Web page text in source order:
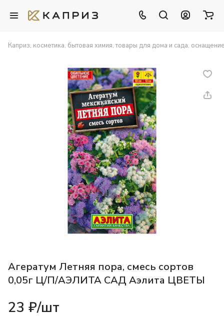
Каприз, косметика, бытовая химия, товары для дома и сада,
Агератум Летняя пора, смесь сортов
0,05г Ц/П/АЭЛИТА САД Аэлита ЦВЕТЫ
23 ₽/шт